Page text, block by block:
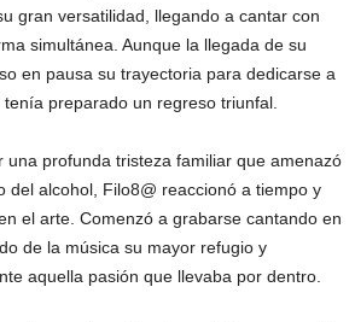
gran versatilidad, llegando a cantar con
simultánea. Aunque la llegada de su
en pausa su trayectoria para dedicarse a
preparado un regreso triunfal.
una profunda tristeza familiar que amenazó
del alcohol, Filo8@ reaccionó a tiempo y
el arte. Comenzó a grabarse cantando en
de la música su mayor refugio y
aquella pasión que llevaba por dentro.